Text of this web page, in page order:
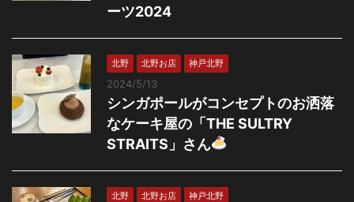
ーツ2024
北野 北野お店 神戸北野
2024/5/13
シンガポールがコンセプトのお洒落
なケーキ屋の「THE SULTRY
STRAITS」さん
北野 北野お店 神戸北野